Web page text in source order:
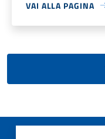
VAI ALLA PAGINA